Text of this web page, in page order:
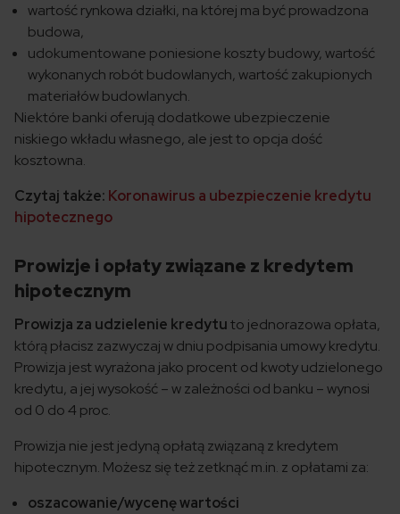
wartość rynkowa działki, na której ma być prowadzona
budowa,
udokumentowane poniesione koszty budowy, wartość
wykonanych robót budowlanych, wartość zakupionych
materiałów budowlanych.
Niektóre banki oferują dodatkowe ubezpieczenie
niskiego wkładu własnego, ale jest to opcja dość
kosztowna.
Czytaj także: Koronawirus a ubezpieczenie kredytu
hipotecznego
Prowizje i opłaty związane z kredytem
hipotecznym
Prowizja za udzielenie kredytuto jednorazowa opłata,
którą płacisz zazwyczaj w dniu podpisania umowy kredytu.
Prowizja jest wyrażona jako procent od kwoty udzielonego
kredytu, a jej wysokość – w zależności od banku – wynosi
od 0 do 4 proc.
Prowizja nie jest jedyną opłatą związaną z kredytem
hipotecznym. Możesz się też zetknąć m.in. z opłatami za:
oszacowanie/wycenę wartości